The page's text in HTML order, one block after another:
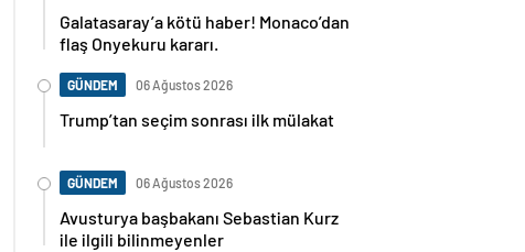
Galatasaray’a kötü haber! Monaco’dan
flaş Onyekuru kararı.
GÜNDEM 06 Ağustos 2026
Trump’tan seçim sonrası ilk mülakat
GÜNDEM 06 Ağustos 2026
Avusturya başbakanı Sebastian Kurz
ile ilgili bilinmeyenler